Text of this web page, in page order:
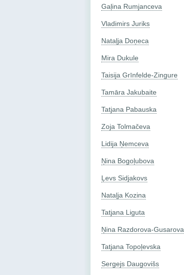
Gaļina Rumjanceva
Vladimirs Juriks
Nataļja Doņeca
Mira Dukule
Taisija Grīnfelde-Zingure
Tamāra Jakubaite
Tatjana Pabauska
Zoja Tolmačeva
Lidija Ņemceva
Ņina Bogoļubova
Ļevs Sidjakovs
Nataļja Kozina
Tatjana Liguta
Ņina Razdorova-Gusarova
Tatjana Topoļevska
Sergejs Daugovišs